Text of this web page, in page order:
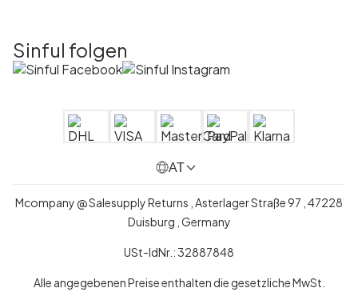
Sinful folgen
AT
Mcompany @ Salesupply Returns , Asterlager Straße 97 , 47228
Duisburg , Germany
USt-IdNr.: 32887848
Alle angegebenen Preise enthalten die gesetzliche MwSt.